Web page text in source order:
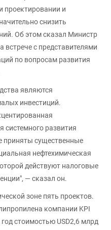
проектировании и
снизить
Об этом сказал Министр
встрече с представителями
по вопросам развития
являются
инвестиций.
системного развития
приняты существенные
нефтехимическая
действуют налоговые
— сказал он.
зоне пять проектов.
компании KPI
стоимостью USD2,6 млрд